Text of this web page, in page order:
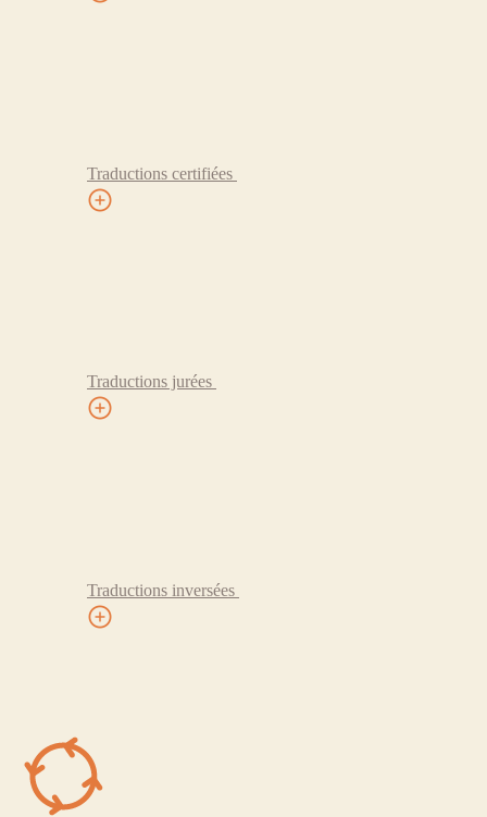
Traductions certifiées
Traductions jurées
Traductions inversées